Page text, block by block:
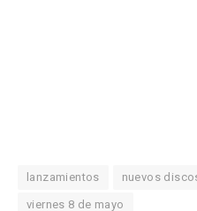
lanzamientos nuevos
viernes 8 de mayo